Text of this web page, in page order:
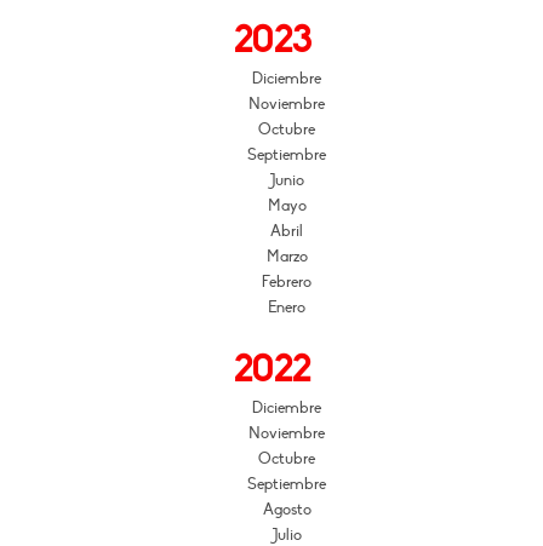
2023
Diciembre
Noviembre
Octubre
Septiembre
Junio
Mayo
Abril
Marzo
Febrero
Enero
2022
Diciembre
Noviembre
Octubre
Septiembre
Agosto
Julio